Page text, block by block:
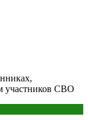
участников СВО